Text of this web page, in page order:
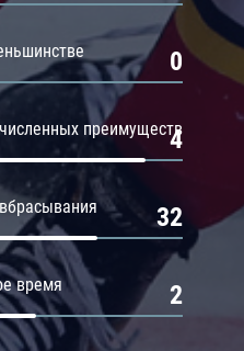
0
преимуществ
4
32
время 2